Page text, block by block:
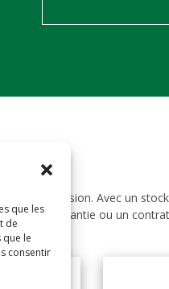
que les
de
le
consentir
d’occasion. Avec un
une garantie ou un contrat